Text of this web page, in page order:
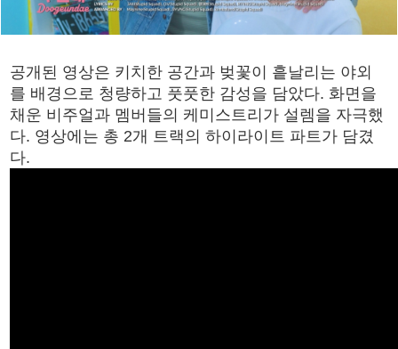
공개된 영상은 키치한 공간과 벚꽃이 흩날리는 야외
를 배경으로 청량하고 풋풋한 감성을 담았다. 화면을
채운 비주얼과 멤버들의 케미스트리가 설렘을 자극했
다. 영상에는 총 2개 트랙의 하이라이트 파트가 담겼
다.